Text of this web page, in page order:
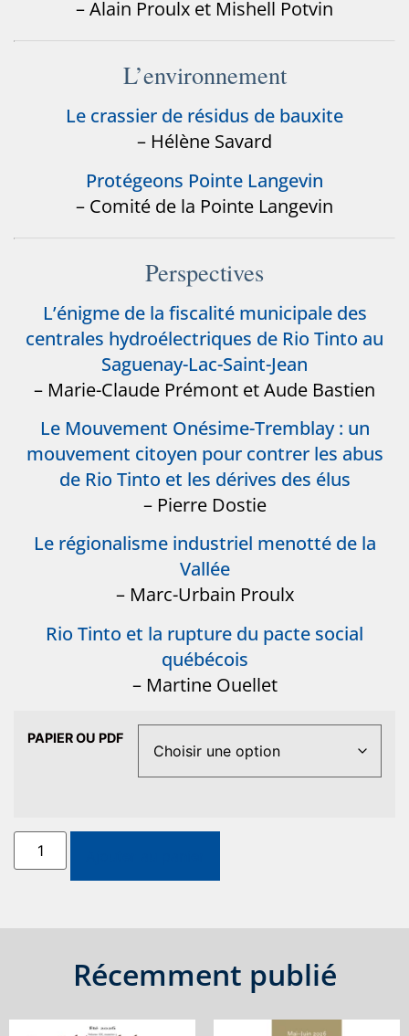
– Alain Proulx et Mishell Potvin
L’environnement
Le crassier de résidus de bauxite
– Hélène Savard
Protégeons Pointe Langevin
– Comité de la Pointe Langevin
Perspectives
L’énigme de la fiscalité municipale des
centrales hydroélectriques de Rio Tinto au
Saguenay-Lac-Saint-Jean
– Marie-Claude Prémont et Aude Bastien
Le Mouvement Onésime-Tremblay : un
mouvement citoyen pour contrer les abus
de Rio Tinto et les dérives des élus
– Pierre Dostie
Le régionalisme industriel menotté de la
Vallée
– Marc-Urbain Proulx
Rio Tinto et la rupture du pacte social
québécois
– Martine Ouellet
PAPIER OU PDF
Récemment publié